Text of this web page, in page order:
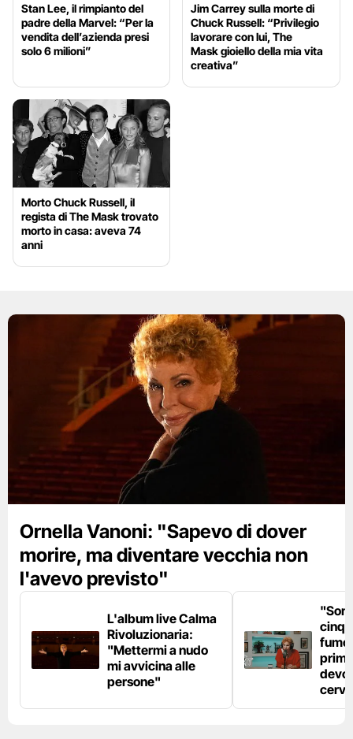
Stan Lee, il rimpianto del
padre della Marvel: “Per la
vendita dell’azienda presi
solo 6 milioni”
Jim Carrey sulla morte di
Chuck Russell: “Privilegio
lavorare con lui, The
Mask gioiello della mia vita
creativa”
Morto Chuck Russell, il
regista di The Mask trovato
morto in casa: aveva 74
anni
Ornella Vanoni: "Sapevo di dover
morire, ma diventare vecchia non
l'avevo previsto"
L'album live Calma
Rivoluzionaria:
"Mettermi a nudo
mi avvicina alle
persone"
fumo
devo